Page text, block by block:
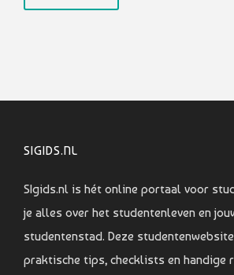
SIGIDS.NL
SIgids.nl is hét online portaal voor
je alles over het studentenleven en
studentenstad. Deze
praktische tips, checklists en handige